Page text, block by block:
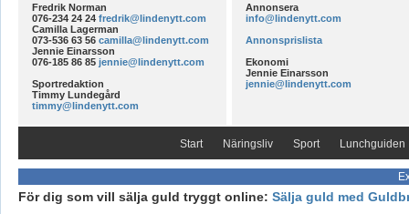
Fredrik Norman
076-234 24 24 fredrik@lindenytt.com
Camilla Lagerman
073-536 63 56 camilla@lindenytt.com
Jennie Einarsson
076-185 86 85 jennie@lindenytt.com
Sportredaktion
Timmy Lundegård
timmy@lindenytt.com
Annonsera
info@lindenytt.com
Annonsprislista
Ekonomi
Jennie Einarsson
jennie@lindenytt.com
Start Näringsliv Sport Lunchguiden
För dig som vill sälja guld tryggt online: Sälja guld med